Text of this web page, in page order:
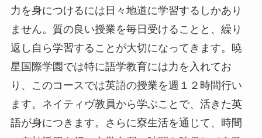
力を身につけるには日々地道に学習するしかあり
ません。質の良い授業を毎日受けることと、繰り
返し自ら学習することが大切になってきます。暁
星国際学園では特に語学教育には力を入れてお
り、このコースでは英語の授業を週１２時間行い
ます。ネイティヴ教員から学ぶことで、活きた英
語が身につきます。さらに寮生活を通じて、時間